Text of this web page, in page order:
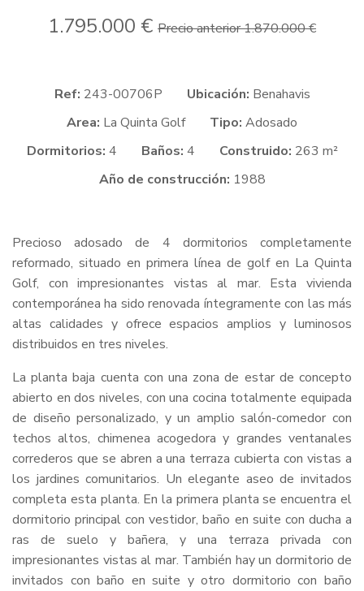
1.795.000 € Precio anterior 1.870.000 €
Ref: 243-00706P Ubicación: Benahavis
Area: La Quinta Golf Tipo: Adosado
Dormitorios: 4 Baños: 4 Construido: 263 m²
Año de construcción: 1988
Precioso adosado de 4 dormitorios completamente
reformado, situado en primera línea de golf en La Quinta
Golf, con impresionantes vistas al mar. Esta vivienda
contemporánea ha sido renovada íntegramente con las más
altas calidades y ofrece espacios amplios y luminosos
distribuidos en tres niveles.
La planta baja cuenta con una zona de estar de concepto
abierto en dos niveles, con una cocina totalmente equipada
de diseño personalizado, y un amplio salón-comedor con
techos altos, chimenea acogedora y grandes ventanales
correderos que se abren a una terraza cubierta con vistas a
los jardines comunitarios. Un elegante aseo de invitados
completa esta planta. En la primera planta se encuentra el
dormitorio principal con vestidor, baño en suite con ducha a
ras de suelo y bañera, y una terraza privada con
impresionantes vistas al mar. También hay un dormitorio de
invitados con baño en suite y otro dormitorio con baño